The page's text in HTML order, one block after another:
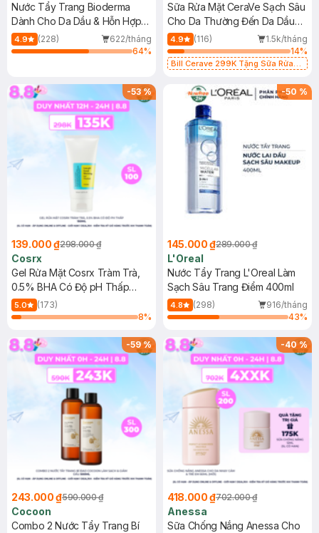
Nước Tẩy Trang Bioderma
Dành Cho Da Dầu & Hỗn Hợp
500ml
4.9 (228)
622/tháng
64%
Sữa Rửa Mặt CeraVe Sạch Sâu
Cho Da Thường Đến Da Dầu
473ml
4.9 (116)
1.5k/tháng
14%
Bill Cerave 299K Tặng Sữa Rửa
-53%
139.000 ₫298.000 ₫
Cosrx
Gel Rửa Mặt Cosrx Tràm Trà,
0.5% BHA Có Độ pH Thấp
150ml
5.0
(173)
8%
-50 %
145.000 ₫289.000 ₫
L'Oreal
Nước Tẩy Trang L'Oreal Làm
Sạch Sâu Trang Điểm 400ml
4.8 (298)
916/tháng
43%
-59%
243.000 ₫590.000 ₫
Cocoon
Combo 2 Nước Tẩy Trang Bí
-40%
418.000 ₫702.000 ₫
Anessa
Sữa Chống Nắng Anessa Cho